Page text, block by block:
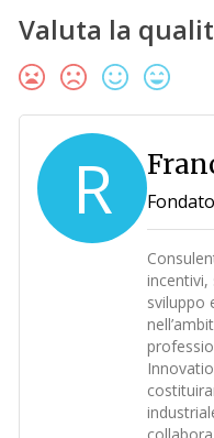
Valuta la
R
incentivi,
sviluppo